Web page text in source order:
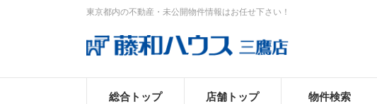
東京都内の不動産・未公開物件情報はお任せ下さい！
総合トップ 店舗トップ 物件検索